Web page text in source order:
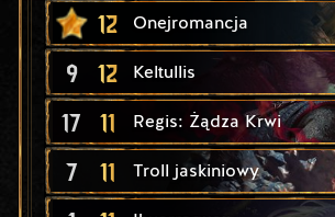
12 Onejromancja
9 12 Keltullis
17 11 Regis: Żądza Krwi
7 11 Troll jaskiniowy